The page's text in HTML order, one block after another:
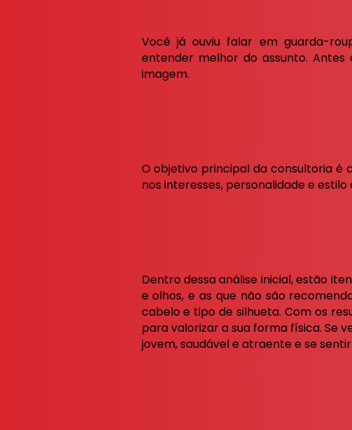
Você já ouviu falar em guarda-
entender melhor do assunto.
imagem.
O objetivo principal da consultoria é
nos interesses, personalidade e
Dentro dessa análise inicial, estão
e olhos, e as que não são
cabelo e tipo de silhueta. Com os
para valorizar a sua forma física. Se
jovem, saudável e atraente e se